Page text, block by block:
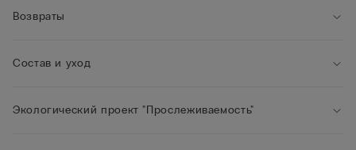
Возвраты
Состав и уход
Экологический проект "Прослеживаемость"